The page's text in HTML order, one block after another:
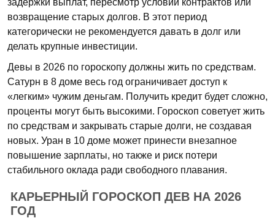
задержки выплат, пересмотр условий контрактов или
возвращение старых долгов. В этот период
категорически не рекомендуется давать в долг или
делать крупные инвестиции.
Девы в 2026 по гороскопу должны жить по средствам.
Сатурн в 8 доме весь год ограничивает доступ к
«легким» чужим деньгам. Получить кредит будет сложно,
проценты могут быть высокими. Гороскоп советует жить
по средствам и закрывать старые долги, не создавая
новых. Уран в 10 доме может принести внезапное
повышение зарплаты, но также и риск потери
стабильного оклада ради свободного плавания.
КАРЬЕРНЫЙ ГОРОСКОП ДЕВ НА 2026
ГОД